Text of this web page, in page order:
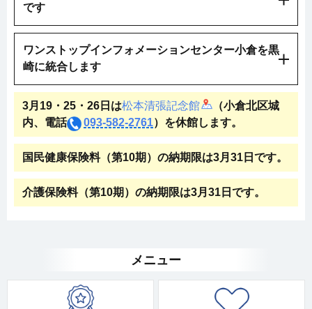
です
ワンストップインフォメーションセンター小倉を黒
崎に統合します
3月19・25・26日は松本清張記念館
（小倉北区城
内、電話
093-582-2761）を休館します。
国民健康保険料（第10期）の納期限は3月31日です。
介護保険料（第10期）の納期限は3月31日です。
メニュー